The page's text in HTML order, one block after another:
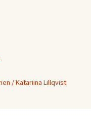
/ Katariina Lillqvist